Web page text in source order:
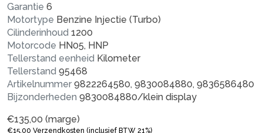
Garantie 6
Motortype Benzine Injectie (Turbo)
Cilinderinhoud 1200
Motorcode HN05, HNP
Tellerstand eenheid Kilometer
Tellerstand 95468
Artikelnummer 9822264580, 9830084880, 9836586480
Bijzonderheden 9830084880/klein display
€135,00 (marge)
€15,00 Verzendkosten (inclusief BTW 21%)